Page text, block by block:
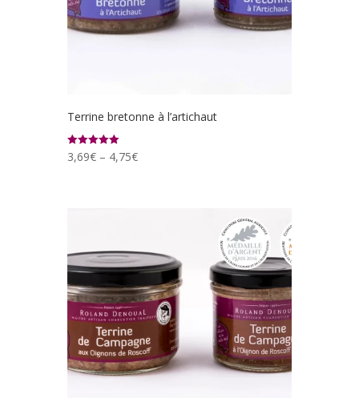
Terrine bretonne à l’artichaut
Note
5.00
3,69€ – 4,75€